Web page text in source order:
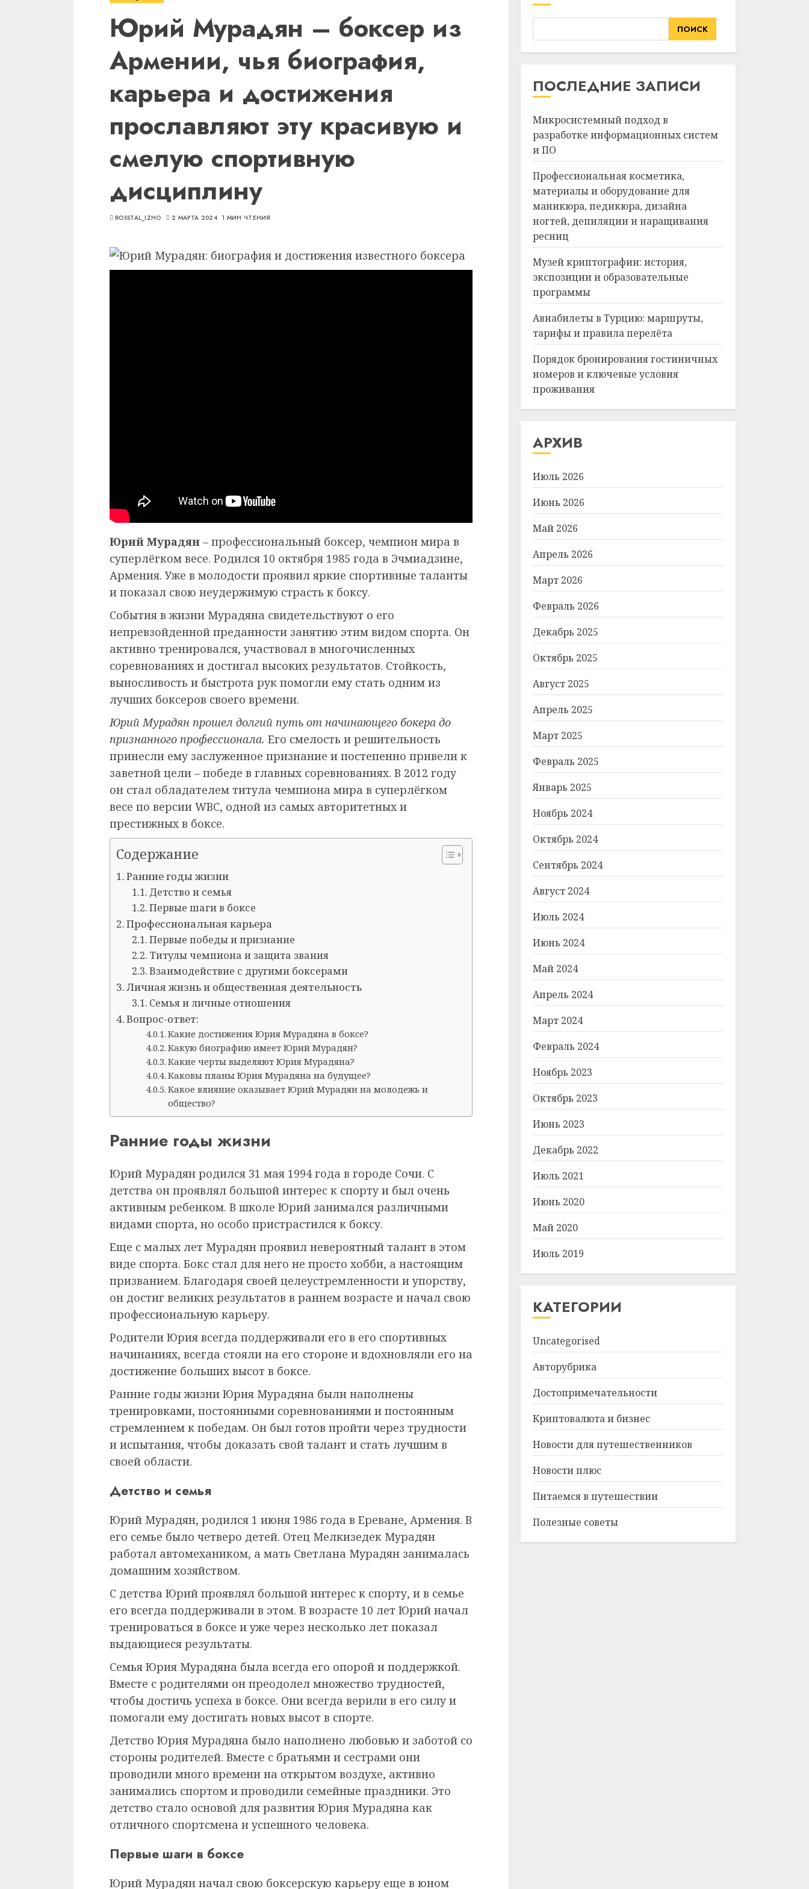
Юрий Мурадян – боксер из
Армении, чья биография,
карьера и достижения
прославляют эту красивую и
смелую спортивную
дисциплину
ROSSTAL_IZHO 2 МАРТА 2024 1 МИН ЧТЕНИЯ
Юрий Мурадян – профессиональный боксер, чемпион мира в
суперлёгком весе. Родился 10 октября 1985 года в Эчмиадзине,
Армения. Уже в молодости проявил яркие спортивные таланты
и показал свою неудержимую страсть к боксу.
События в жизни Мурадяна свидетельствуют о его
непревзойденной преданности занятию этим видом спорта. Он
активно тренировался, участвовал в многочисленных
соревнованиях и достигал высоких результатов. Стойкость,
выносливость и быстрота рук помогли ему стать одним из
лучших боксеров своего времени.
Юрий Мурадян прошел долгий путь от начинающего бокера до
признанного профессионала. Его смелость и решительность
принесли ему заслуженное признание и постепенно привели к
заветной цели – победе в главных соревнованиях. В 2012 году
он стал обладателем титула чемпиона мира в суперлёгком
весе по версии WBC, одной из самых авторитетных и
престижных в боксе.
Содержание
Ранние годы жизни
Детство и семья
Первые шаги в боксе
Профессиональная карьера
Первые победы и признание
Титулы чемпиона и защита звания
Взаимодействие с другими боксерами
Личная жизнь и общественная деятельность
Семья и личные отношения
Вопрос-ответ:
Какие достижения Юрия Мурадяна в боксе?
Какую биографию имеет Юрий Мурадян?
Какие черты выделяют Юрия Мурадяна?
Каковы планы Юрия Мурадяна на будущее?
Какое влияние оказывает Юрий Мурадян на молодежь и
общество?
Ранние годы жизни
Юрий Мурадян родился 31 мая 1994 года в городе Сочи. С
детства он проявлял большой интерес к спорту и был очень
активным ребенком. В школе Юрий занимался различными
видами спорта, но особо пристрастился к боксу.
Еще с малых лет Мурадян проявил невероятный талант в этом
виде спорта. Бокс стал для него не просто хобби, а настоящим
призванием. Благодаря своей целеустремленности и упорству,
он достиг великих результатов в раннем возрасте и начал свою
профессиональную карьеру.
Родители Юрия всегда поддерживали его в его спортивных
начинаниях, всегда стояли на его стороне и вдохновляли его на
достижение больших высот в боксе.
Ранние годы жизни Юрия Мурадяна были наполнены
тренировками, постоянными соревнованиями и постоянным
стремлением к победам. Он был готов пройти через трудности
и испытания, чтобы доказать свой талант и стать лучшим в
своей области.
Детство и семья
Юрий Мурадян, родился 1 июня 1986 года в Ереване, Армения. В
его семье было четверо детей. Отец Мелкизедек Мурадян
работал автомехаником, а мать Светлана Мурадян занималась
домашним хозяйством.
С детства Юрий проявлял большой интерес к спорту, и в семье
его всегда поддерживали в этом. В возрасте 10 лет Юрий начал
тренироваться в боксе и уже через несколько лет показал
выдающиеся результаты.
Семья Юрия Мурадяна была всегда его опорой и поддержкой.
Вместе с родителями он преодолел множество трудностей,
чтобы достичь успеха в боксе. Они всегда верили в его силу и
помогали ему достигать новых высот в спорте.
Детство Юрия Мурадяна было наполнено любовью и заботой со
стороны родителей. Вместе с братьями и сестрами они
проводили много времени на открытом воздухе, активно
занимались спортом и проводили семейные праздники. Это
детство стало основой для развития Юрия Мурадяна как
отличного спортсмена и успешного человека.
Первые шаги в боксе
Юрий Мурадян начал свою боксерскую карьеру еще в юном
ПОИСК
ПОСЛЕДНИЕ ЗАПИСИ
Микросистемный подход в
разработке информационных систем
и ПО
Профессиональная косметика,
материалы и оборудование для
маникюра, педикюра, дизайна
ногтей, депиляции и наращивания
ресниц
Музей криптографии: история,
экспозиции и образовательные
программы
Авиабилеты в Турцию: маршруты,
тарифы и правила перелёта
Порядок бронирования гостиничных
номеров и ключевые условия
проживания
АРХИВ
Июль 2026
Июнь 2026
Май 2026
Апрель 2026
Март 2026
Февраль 2026
Декабрь 2025
Октябрь 2025
Август 2025
Апрель 2025
Март 2025
Февраль 2025
Январь 2025
Ноябрь 2024
Октябрь 2024
Сентябрь 2024
Август 2024
Июль 2024
Июнь 2024
Май 2024
Апрель 2024
Март 2024
Февраль 2024
Ноябрь 2023
Октябрь 2023
Июнь 2023
Декабрь 2022
Июль 2021
Июнь 2020
Май 2020
Июль 2019
КАТЕГОРИИ
Uncategorised
Авторубрика
Достопримечательности
Криптовалюта и бизнес
Новости для путешественников
Новости плюс
Питаемся в путешествии
Полезные советы